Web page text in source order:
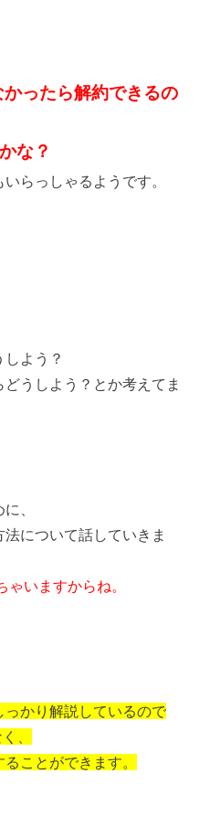
かったら解約できるの
な？
らっしゃるようです。
よう？
うしよう？とか考えてま
、
について話していきま
いますからね。
かり解説しているので
、
ことができます。